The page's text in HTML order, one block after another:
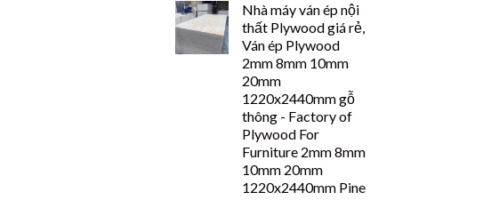
Nhà máy ván ép nội
thất Plywood giá rẻ,
Ván ép Plywood
2mm 8mm 10mm
20mm
1220x2440mm gỗ
thông - Factory of
Plywood For
Furniture 2mm 8mm
10mm 20mm
1220x2440mm Pine